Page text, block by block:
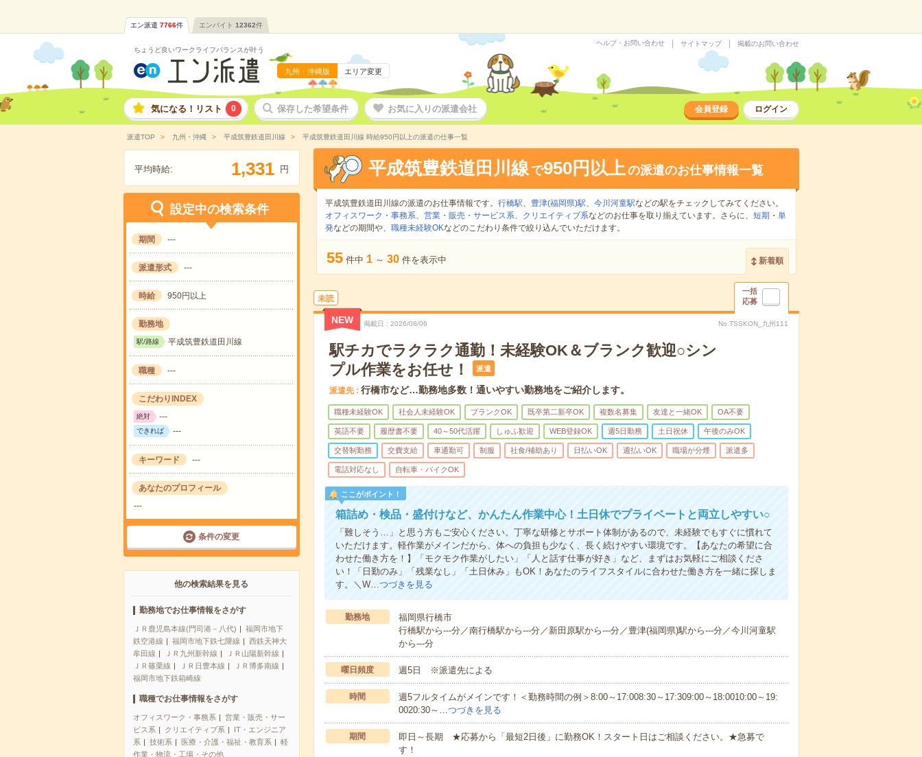
エン派遣 7766件 エンバイト 12362件
ちょうど良いワークライフバランスが叶う
九州・沖縄版 エリア変更
ヘルプ・お問い合わせ サイトマップ 掲載のお問い合わせ
気になる！リスト 0 保存した希望条件 お気に入りの派遣会社 会員登録 ログイン
派遣TOP 九州・沖縄 平成筑豊鉄道田川線 平成筑豊鉄道田川線 時給950円以上の派遣の仕事一覧
平均時給: 1,331 円
設定中の検索条件
期間 ---
派遣形式 ---
時給 950円以上
勤務地
駅/路線 平成筑豊鉄道田川線
職種 ---
こだわりINDEX
絶対 ---
できれば ---
キーワード ---
あなたのプロフィール
---
条件の変更
他の検索結果を見る
勤務地でお仕事情報をさがす
ＪＲ鹿児島本線(門司港－八代)
福岡市地下
鉄空港線
福岡市地下鉄七隈線
西鉄天神大
牟田線
ＪＲ九州新幹線
ＪＲ山陽新幹線
ＪＲ篠栗線
ＪＲ日豊本線
ＪＲ博多南線
福岡市地下鉄箱崎線
職種でお仕事情報をさがす
オフィスワーク・事務系
営業・販売・サー
ビス系
クリエイティブ系
IT・エンジニア
系
技術系 医療・介護・福祉・教育系
軽
作業・物流・工場・その他
平成筑豊鉄道田川線 で950円以上の派遣のお仕事情報一覧
平成筑豊鉄道田川線の派遣のお仕事情報です。 行橋駅、 豊津(福岡県)駅、 今川河童駅などの駅をチェックしてみてください。
オフィスワーク・事務系、 営業・販売・サービス系、 クリエイティブ系などのお仕事を取り揃えています。さらに、 短期 ・ 単
発などの期間や、 職種未経験OKなどのこだわり条件で絞り込んでいただけます。
55 件中 1 ～ 30 件を表示中 新着順
未読
一括
応募
NEW 掲載日 2026/08/06 No.TSSKON_九州111
駅チカでラクラク通勤！未経験OK＆ブランク歓迎○シン
プル作業をお任せ！
派遣
派遣先 行橋市など…勤務地多数！通いやすい勤務地をご紹介します。
職種未経験OK 社会人未経験OK ブランクOK 既卒第二新卒OK 複数名募集 友達と一緒OK OA不要
英語不要 履歴書不要 40～50代活躍 しゅふ歓迎 WEB登録OK 週5日勤務 土日祝休 午後のみOK
交替制勤務 交費支給 車通勤可 制服 社食/補助あり 日払いOK 週払いOK 職場が分煙 派遣多
電話対応なし 自転車・バイクOK
ここがポイント！
箱詰め・検品・盛付けなど、かんたん作業中心！土日休でプライベートと両立しやすい○
「難しそう…」と思う方もご安心ください。丁寧な研修とサポート体制があるので、未経験でもすぐに慣れて
いただけます。軽作業がメインだから、体への負担も少なく、長く続けやすい環境です。【あなたの希望に合
わせた働き方を！】「モクモク作業がしたい」「人と話す仕事が好き」など、まずはお気軽にご相談くださ
い！「日勤のみ」「残業なし」「土日休み」もOK！あなたのライフスタイルに合わせた働き方を一緒に探しま
す。＼W…つづきを見る
勤務地
福岡県行橋市
行橋駅から---分／南行橋駅から---分／新田原駅から---分／豊津(福岡県)駅から---分／今川河童駅
から---分
曜日頻度 週5日 ※派遣先による
時間
週5フルタイムがメインです！＜勤務時間の例＞8:00～17:008:30～17:309:00～18:0010:00～19:
0020:30～…つづきを見る
期間
即日～長期 ★応募から「最短2日後」に勤務OK！スタート日はご相談ください。★急募で
す！